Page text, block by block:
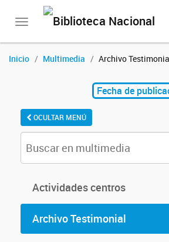
Toggle
Inicio Multimedia Archivo
Fecha de
OCULTAR MENÚ
Actividades centros
Archivo Testimonial